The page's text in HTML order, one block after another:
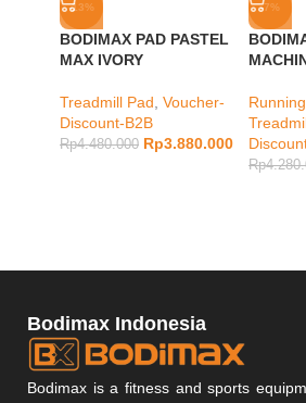
-13%
BODIMAX PAD PASTEL
MAX IVORY
Treadmill Pad Voucher-
Discount-B2B
Rp4.480.000 Rp3.880.000
-7%
Rp
Bodimax Indonesia
Bodimax is a fitness and sports